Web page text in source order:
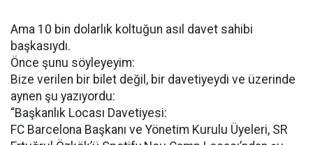
Ama 10 bin dolarlık koltuğun asıl davet sahibi
başkasıydı.
Önce şunu söyleyeyim:
Bize verilen bir bilet değil, bir davetiyeydi ve üzerinde
aynen şu yazıyordu:
“Başkanlık Locası Davetiyesi:
FC Barcelona Başkanı ve Yönetim Kurulu Üyeleri, SR